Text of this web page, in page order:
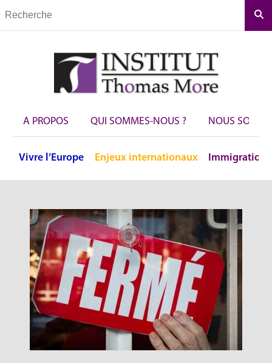
A PROPOS QUI SOMMES-NOUS ? NOUS
Vivre l’Europe Enjeux internationaux Immigration